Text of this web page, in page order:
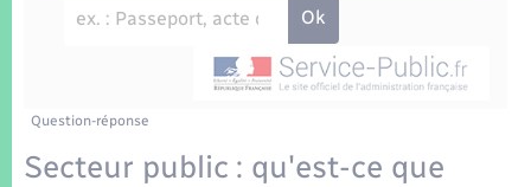
Nouvel habitant
Organisation d’événement
La Communauté de communes
Question-réponse
Secteur public : qu'est-ce que